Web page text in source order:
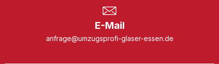
E-Mail
anfrage@umzugsprofi-glaser-essen.de